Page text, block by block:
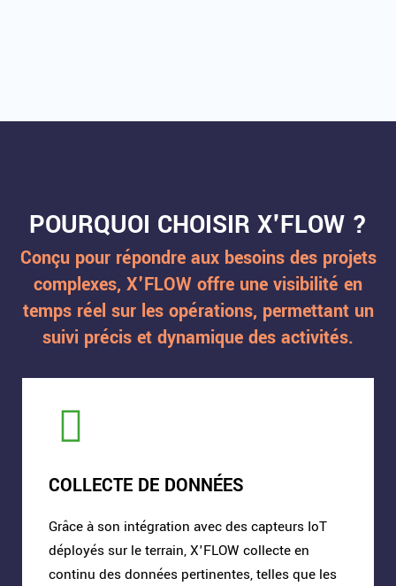
POURQUOI CHOISIR X'FLOW ?
Conçu pour répondre aux besoins des projets
complexes, X'FLOW offre une visibilité en
temps réel sur les opérations, permettant un
suivi précis et dynamique des activités.
COLLECTE DE DONNÉES
Grâce à son intégration avec des capteurs IoT
déployés sur le terrain, X'FLOW collecte en
continu des données pertinentes, telles que les